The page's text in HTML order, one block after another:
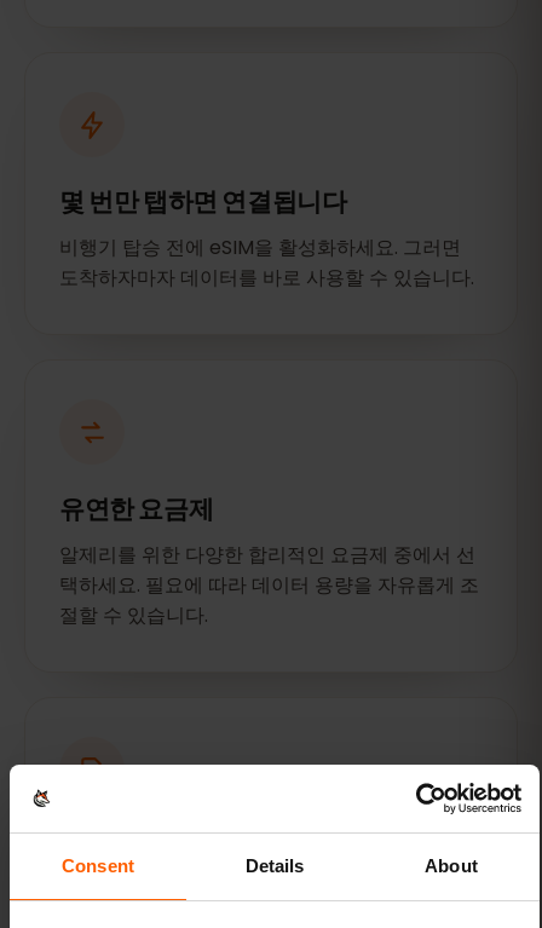
Consent Details About
몇 번만 탭하면 연결됩니다
비행기 탑승 전에 eSIM을 활성화하세요. 그러면
도착하자마자 데이터를 바로 사용할 수 있습니다.
유연한 요금제
알제리를 위한 다양한 합리적인 요금제 중에서 선
택하세요. 필요에 따라 데이터 용량을 자유롭게 조
절할 수 있습니다.
요